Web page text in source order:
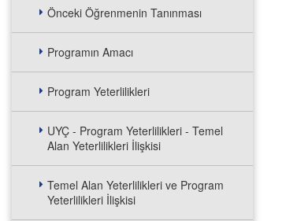
Önceki Öğrenmenin Tanınması
Programın Amacı
Program Yeterlilikleri
UYÇ - Program Yeterlilikleri - Temel
Alan Yeterlilikleri İlişkisi
Temel Alan Yeterlilikleri ve Program
Yeterlilikleri İlişkisi